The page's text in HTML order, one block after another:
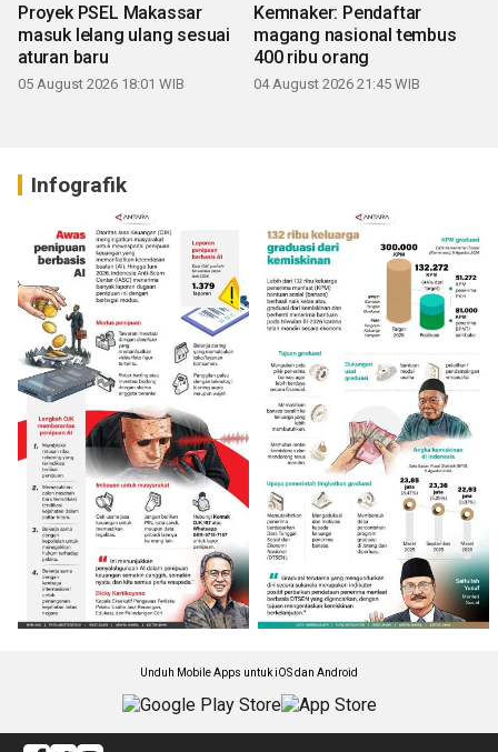
Proyek PSEL Makassar
masuk lelang ulang sesuai
aturan baru
05 August 2026 18:01 WIB
Kemnaker: Pendaftar
magang nasional tembus
400 ribu orang
04 August 2026 21:45 WIB
Infografik
Unduh Mobile Apps untuk iOS dan Android